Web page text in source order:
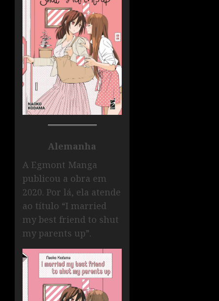
Alemanha
A Egmont Manga
publicou a obra em
2020. Por lá, ela atende
ao título “I married
my best friend to shut
my parents up”.